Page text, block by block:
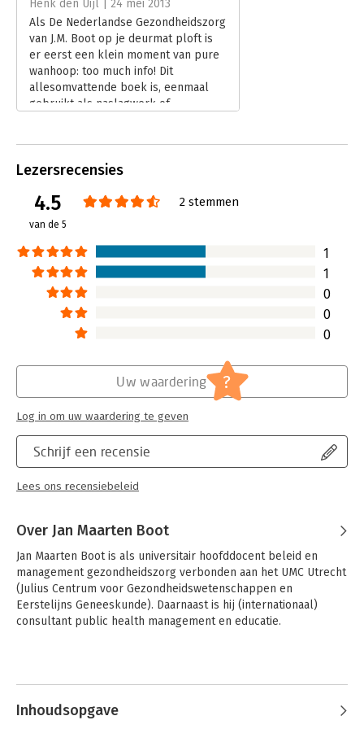
Hoofdrubriek:
Non-profit
Jongbloed:
Bestuurlijke aspecten gezondheidszorg
[w.o. tarieven gezondheidszorg
(vergoedingen); geneesmiddelen;
vestigingsbeleid; ziekenhuizen;
zorginstellingen; zorgverzekeraars]
Henk den Uijl | 24 mei 2013
Als De Nederlandse Gezondheidszorg
van J.M. Boot op je deurmat ploft is
er eerst een klein moment van pure
wanhoop: too much info! Dit
allesomvattende boek is, eenmaal
gebruikt als naslagwerk of
ziekenhuizen tot welzijn, van
tot Rutte; álles staat erin.
Lees verder
Lezersrecensies
4.5
van de 5
2 stemmen
1
1
0
0
0
Schrijf een recensie
Lees ons recensiebeleid
Uw waardering ?
Log in om uw waardering te geven
Over Jan Maarten Boot
Jan Maarten Boot is als universitair hoofddocent beleid en
management gezondheidszorg verbonden aan het UMC Utrecht
(Julius Centrum voor Gezondheidswetenschappen en
Eerstelijns Geneeskunde). Daarnaast is hij (internationaal)
consultant public health management en educatie.
Inhoudsopgave